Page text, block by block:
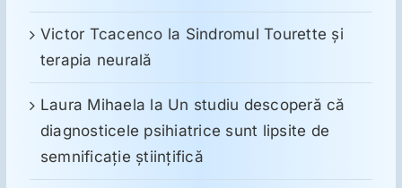
Victor Tcacenco la Sindromul Tourette şi
terapia neurală
Laura Mihaela la Un studiu descoperă că
diagnosticele psihiatrice sunt lipsite de
semnificație științifică